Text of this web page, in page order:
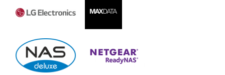
WD My Cloud EX2
WDBVKW0080JCH
WDBVKW0060JCH